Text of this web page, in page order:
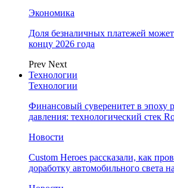
Экономика
Доля безналичных платежей
концу 2026 года
Prev Next
Технологии
Технологии
Финансовый суверенитет в эпоху
давления: технологический стек
Новости
Custom Heroes рассказали, как
доработку автомобильного света